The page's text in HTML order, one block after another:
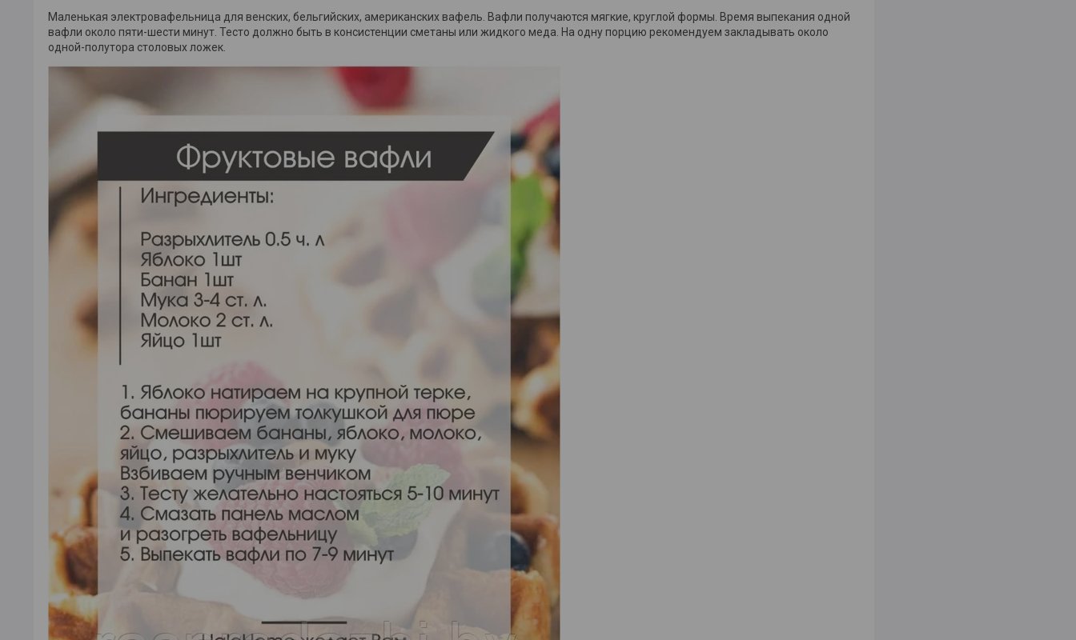
Маленькая электровафельница для венских, бельгийских, американских вафель. Вафли получаются мягкие, круглой формы. Время выпекания одной
вафли около пяти-шести минут. Тесто должно быть в консистенции сметаны или жидкого меда. На одну порцию рекомендуем закладывать около
одной-полутора столовых ложек.